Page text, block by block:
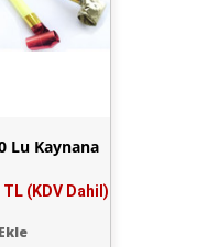
Lu Kaynana
TL (KDV Dahil)